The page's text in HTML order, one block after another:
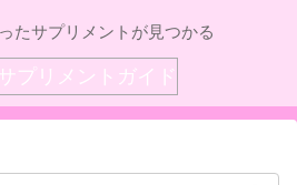
たサプリメントが見つかる